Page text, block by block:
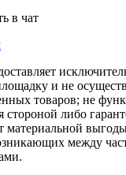
в чат
и не
товаров; не
стороной либо
материальной
между